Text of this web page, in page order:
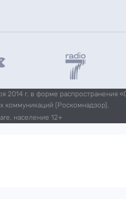
2014 г. в форме
коммуникаций (Роскомнадзор).
население 12+